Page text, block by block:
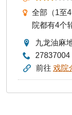
全部（1至
院都有4个
九龙油麻
27837004
前往 戏院